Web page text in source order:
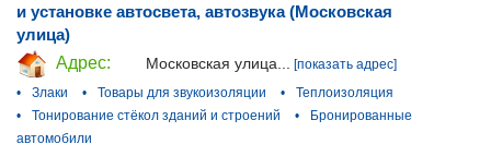
и установке автосвета, автозвука (Московская
улица)
Адрес:
Московская улица... [показать адрес]
•
Злаки • Товары для звукоизоляции •
Теплоизоляция
•
Тонирование стёкол зданий и строений •
Бронированные
автомобили